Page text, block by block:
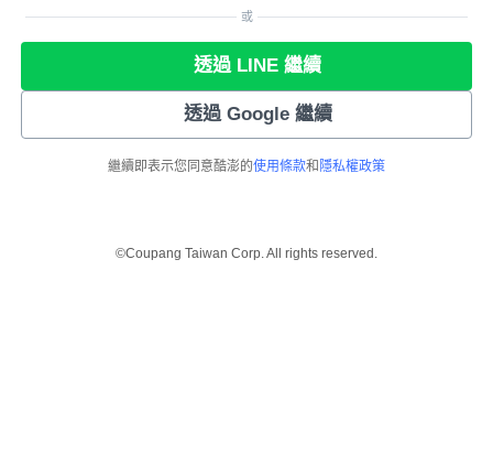
或
透過 LINE 繼續
透過 Google 繼續
繼續即表示您同意酷澎的使用條款和 隱私權政策
©Coupang Taiwan Corp. All rights reserved.